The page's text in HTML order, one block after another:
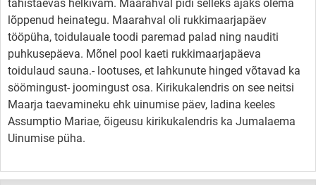
tähistaevas helkivam. Maarahval pidi selleks ajaks olema
lõppenud heinategu. Maarahval oli rukkimaarjapäev
tööpüha, toidulauale toodi paremad palad ning nauditi
puhkusepäeva. Mõnel pool kaeti rukkimaarjapäeva
toidulaud sauna.- lootuses, et lahkunute hinged võtavad ka
söömingust- joomingust osa. Kirikukalendris on see neitsi
Maarja taevamineku ehk uinumise päev, ladina keeles
Assumptio Mariae, õigeusu kirikukalendris ka Jumalaema
Uinumise püha.